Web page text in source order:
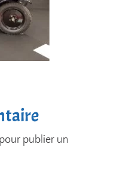
publier un